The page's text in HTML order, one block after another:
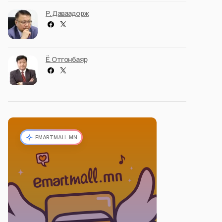
Р. Даваадорж
Ё. Отгонбаяр
EMARTMALL.MN